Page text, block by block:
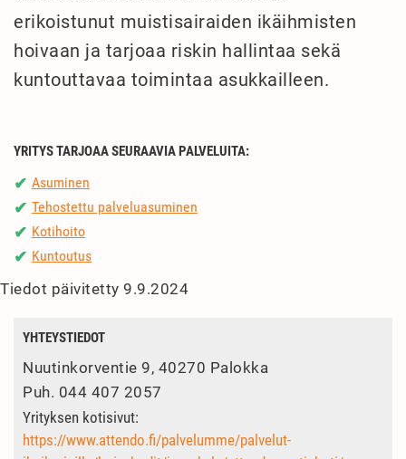
erikoistunut muistisairaiden ikäihmisten
hoivaan ja tarjoaa riskin hallintaa sekä
kuntouttavaa toimintaa asukkailleen.
YRITYS TARJOAA SEURAAVIA PALVELUITA:
✔ Asuminen
✔ Tehostettu palveluasuminen
✔ Kotihoito
✔ Kuntoutus
Tiedot päivitetty 9.9.2024
YHTEYSTIEDOT
Nuutinkorventie 9, 40270 Palokka
Puh. 044 407 2057
Yrityksen kotisivut:
https://www.attendo.fi/palvelumme/palvelut-